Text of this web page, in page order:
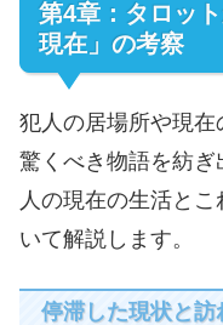
第4章：タロッ
現在」の考察
犯人の居場所や現
驚くべき物語を紡
人の現在の生活と
いて解説します。
停滞した現状と訪